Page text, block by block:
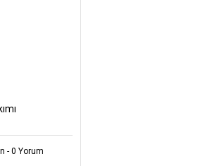
- 0 Yorum